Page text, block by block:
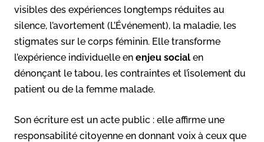
visibles des expériences longtemps réduites au
silence, l’avortement (L’Événement), la maladie, les
stigmates sur le corps féminin. Elle transforme
l’expérience individuelle en enjeu social en
dénonçant le tabou, les contraintes et l’isolement du
patient ou de la femme malade.
Son écriture est un acte public : elle affirme une
responsabilité citoyenne en donnant voix à ceux que